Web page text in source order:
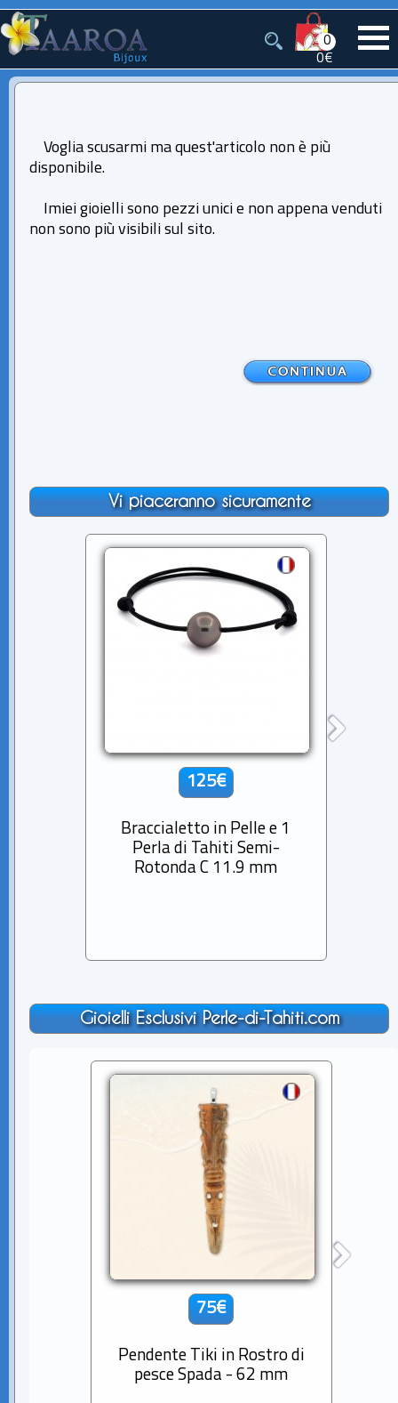
0
0€
Voglia scusarmi ma quest'articolo non è più
disponibile.
Imiei gioielli sono pezzi unici e non appena venduti
non sono più visibili sul sito.
Vi piaceranno sicuramente
125€
Braccialetto in Pelle e 1
Perla di Tahiti Semi-
Rotonda C 11.9 mm
Gioielli Esclusivi Perle-di-Tahiti.com
75€
Pendente Tiki in Rostro di
pesce Spada - 62 mm